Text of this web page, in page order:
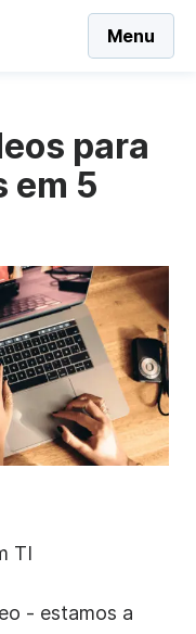
Menu
para
em 5
TI
- estamos a